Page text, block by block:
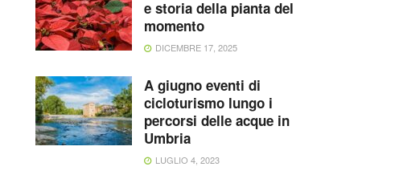
e storia della pianta del
momento
DICEMBRE 17, 2025
A giugno eventi di
cicloturismo lungo i
percorsi delle acque in
Umbria
LUGLIO 4, 2023